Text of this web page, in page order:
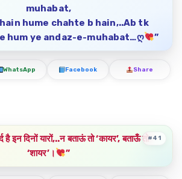
muhabat,
hume chahte b hain,..Ab tk
hum ye andaz-e-muhabat…ღ
”
WhatsApp Facebook Share
है इन दिनों यारों,..न बताऊं तो ‘कायर’, बताऊँ तो
‘शायर’।
”
#41